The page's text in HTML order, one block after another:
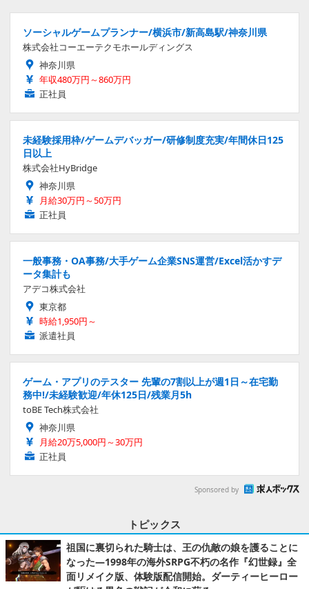
ソーシャルゲームプランナー/横浜市/新高島駅/神奈川県
株式会社コーエーテクモホールディングス
神奈川県
年収480万円～860万円
正社員
未経験採用枠/ゲームデバッガー/研修制度充実/年間休日125
日以上
株式会社HyBridge
神奈川県
月給30万円～50万円
正社員
一般事務・OA事務/大手ゲーム企業SNS運営/Excel活かすデ
ータ集計も
アデコ株式会社
東京都
時給1,950円～
派遣社員
ゲーム・アプリのテスター 先輩の7割以上が週1日～在宅勤
務中!/未経験歓迎/年休125日/残業月5h
toBE Tech株式会社
神奈川県
月給20万5,000円～30万円
正社員
Sponsored by
トピックス
祖国に裏切られた騎士は、王の仇敵の娘を護ることに
なった―1998年の海外SRPG不朽の名作『幻世録』全
面リメイク版、体験版配信開始。ダーティーヒーロー